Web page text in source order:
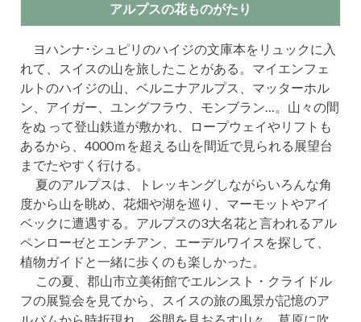
アルプスの花ものがたり
ヨハンナ･シュピリのハイジの文庫本をリュックに入
れて、スイスの山を旅したことがある。マイエンフェ
ルトのハイジの山、ベルニナアルプス、マッターホル
ン、アイガー、ユングフラウ、モンブラン…。山々の間
をぬ って登山鉄道が敷かれ、ロープウェイやリフトも
あるから、4000ｍを超える山を間近で見られる展望台
までたやすく行ける。
夏のアルプスは、トレッキングしながらいろんな角
度から山を眺め、花畑や湖を巡り、マーモットやアイ
ベックに遭遇する。アルプスの3大名花と言われるアル
ペンローゼとエンチアン、エーデルワイスを探して、
植物ガイドと一緒に歩くのも楽しかった。
この夏、郡山市立美術館でエルンスト・クライドル
フの展覧会を見てから、スイスの旅の風景が記憶のア